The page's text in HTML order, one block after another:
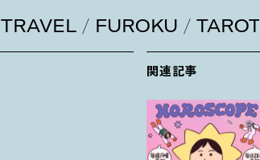
TRAVEL FUROKU TAROT
関連記事